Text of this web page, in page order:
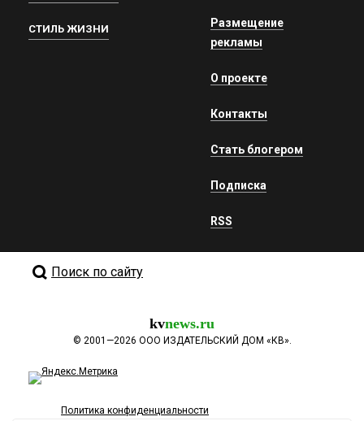
СТИЛЬ ЖИЗНИ
Размещение
рекламы
О проекте
Контакты
Стать блогером
Подписка
RSS
Поиск по сайту
kvnews.ru
© 2001—2026 ООО ИЗДАТЕЛЬСКИЙ ДОМ «КВ».
Политика конфиденциальности